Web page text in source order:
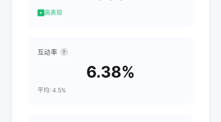
高表现
互动率 ?
6.38%
平均: 4.5%